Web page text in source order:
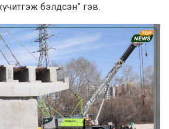
бэлдсэн” гэв.